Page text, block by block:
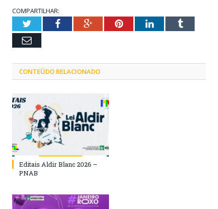
COMPARTILHAR:
TwitterFacebookGoogle+PinterestLinkedInTumblr
Email
CONTEÚDO RELACIONADO
Editais Aldir Blanc 2026 –
PNAB